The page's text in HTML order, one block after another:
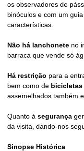
os observadores de
binóculos e com um
características.
Não há lanchonete no
barraca que vende só
Há restrição para a
bem como de bicicletas
assemelhados também
Quanto à segurança
da visita, dando-nos
Sinopse Histórica